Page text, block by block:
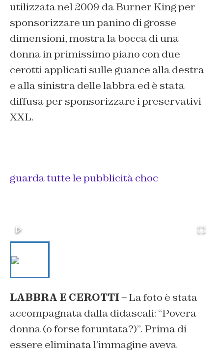
utilizzata nel 2009 da Burner King per
sponsorizzare un panino di grosse
dimensioni, mostra la bocca di una
donna in primissimo piano con due
cerotti applicati sulle guance alla destra
e alla sinistra delle labbra ed è stata
diffusa per sponsorizzare i preservativi
XXL.
guarda tutte le pubblicità choc
LABBRA E CEROTTI– La foto è stata
accompagnata dalla didascali: “Povera
donna (o forse foruntata?)”. Prima di
essere eliminata l’immagine aveva